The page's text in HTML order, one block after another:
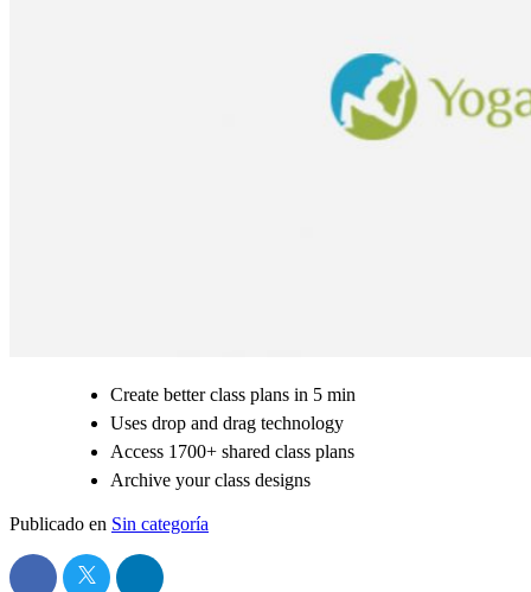
Create better class plans in 5 min
Uses drop and drag technology
Access 1700+ shared class plans
Archive your class designs
Publicado en Sin categoría